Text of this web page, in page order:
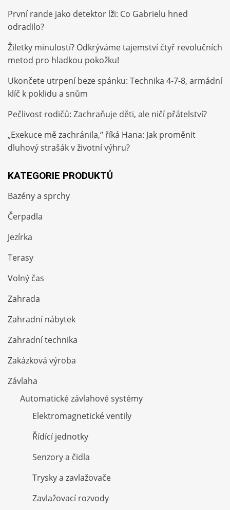
První rande jako detektor lži: Co Gabrielu hned
odradilo?
Žiletky minulostí? Odkrýváme tajemství čtyř revolučních
metod pro hladkou pokožku!
Ukončete utrpení beze spánku: Technika 4-7-8, armádní
klíč k poklidu a snům
Pečlivost rodičů: Zachraňuje děti, ale ničí přátelství?
„Exekuce mě zachránila,“ říká Hana: Jak proměnit
dluhový strašák v životní výhru?
KATEGORIE PRODUKTŮ
Bazény a sprchy
Čerpadla
Jezírka
Terasy
Volný čas
Zahrada
Zahradní nábytek
Zahradní technika
Zakázková výroba
Závlaha
Automatické závlahové systémy
Elektromagnetické ventily
Řídící jednotky
Senzory a čidla
Trysky a zavlažovače
Zavlažovací rozvody